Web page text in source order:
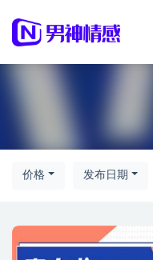
价格 发布日期